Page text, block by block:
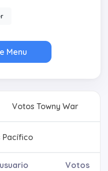
Menu
Votos Towny War
Pacífico
Votos